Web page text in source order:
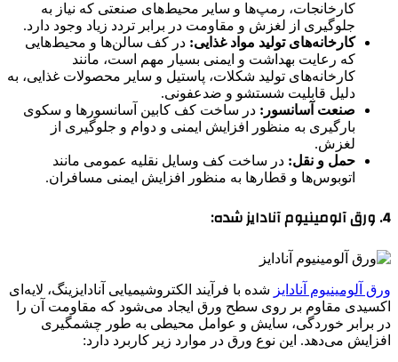
کارخانجات، رمپ‌ها و سایر محیط‌های صنعتی که نیاز به
جلوگیری از لغزش و مقاومت در برابر تردد زیاد وجود دارد.
کارخانه‌های تولید مواد غذایی: در کف سالن‌ها و محیط‌هایی
که رعایت بهداشت و ایمنی بسیار مهم است، مانند
کارخانه‌های تولید شکلات، پاستیل و سایر محصولات غذایی، به
دلیل قابلیت شستشو و ضدعفونی.
صنعت آسانسور: در ساخت کف کابین آسانسورها و سکوی
بارگیری به منظور افزایش ایمنی و دوام و جلوگیری از
لغزش.
حمل و نقل: در ساخت کف وسایل نقلیه عمومی مانند
اتوبوس‌ها و قطارها به منظور افزایش ایمنی مسافران.
4. ورق آلومینیوم آنادایز شده:
ورق آلومینیوم آنادایز شده با فرآیند الکتروشیمیایی آنادایزینگ، لایه‌ای
اکسیدی مقاوم بر روی سطح ورق ایجاد می‌شود که مقاومت آن را
در برابر خوردگی، سایش و عوامل محیطی به طور چشمگیری
افزایش می‌دهد. این نوع ورق در موارد زیر کاربرد دارد: